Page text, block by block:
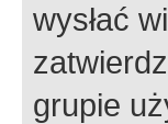
wysłać
grupie